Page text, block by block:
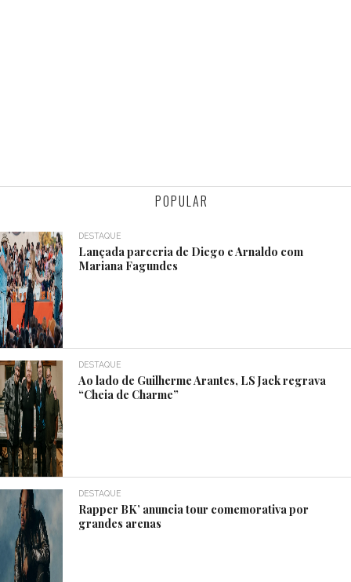
POPULAR
DESTAQUE
Lançada parceria de Diego e Arnaldo com
Mariana Fagundes
DESTAQUE
Ao lado de Guilherme Arantes, LS Jack regrava
“Cheia de Charme”
DESTAQUE
Rapper BK’ anuncia tour comemorativa por
grandes arenas